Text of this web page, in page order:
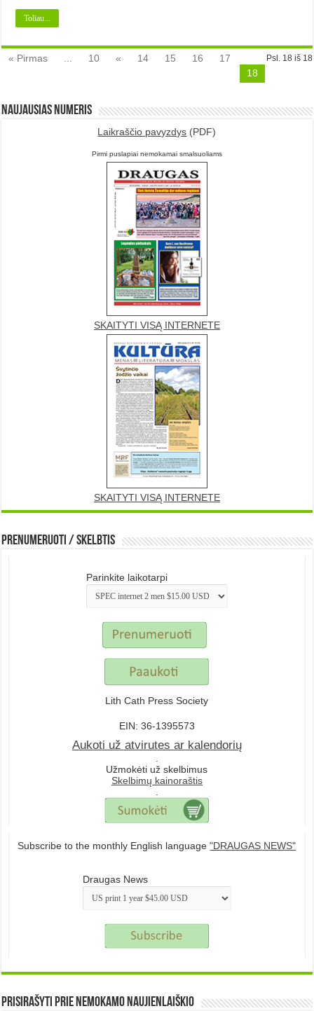
Toliau...
Psl. 18 iš 18
« Pirmas 10 « 14 15 16
17
18
Naujausias numeris
Laikraščio pavyzdys (PDF)
Pirmi puslapiai nemokamai smalsuoliams
SKAITYTI VISĄ INTERNETE
SKAITYTI VISĄ INTERNETE
Prenumeruoti / Skelbtis
Parinkite laikotarpi
Lith Cath Press Society
EIN: 36-1395573
Aukoti už atvirutes ar kalendorių
.
Užmokėti už skelbimus
Skelbimų kainoraštis
.
Subscribe to the monthly English language"DRAUGAS NEWS"
Draugas News
Prisirašyti prie nemokamo naujienlaiškio